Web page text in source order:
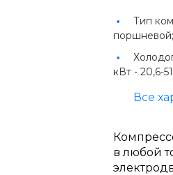
Тип
поршневой;
кВт -20,6-
Все
в любой